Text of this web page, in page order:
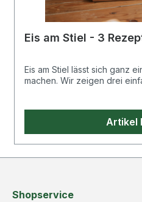
Eis am Stiel - 3
Eis am Stiel lässt sich ganz
machen. Wir zeigen drei
Artikel
Shopservice